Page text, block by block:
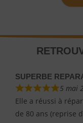
SUPERBE
5 mai
Elle a réussi à
de 80 ans (reprise